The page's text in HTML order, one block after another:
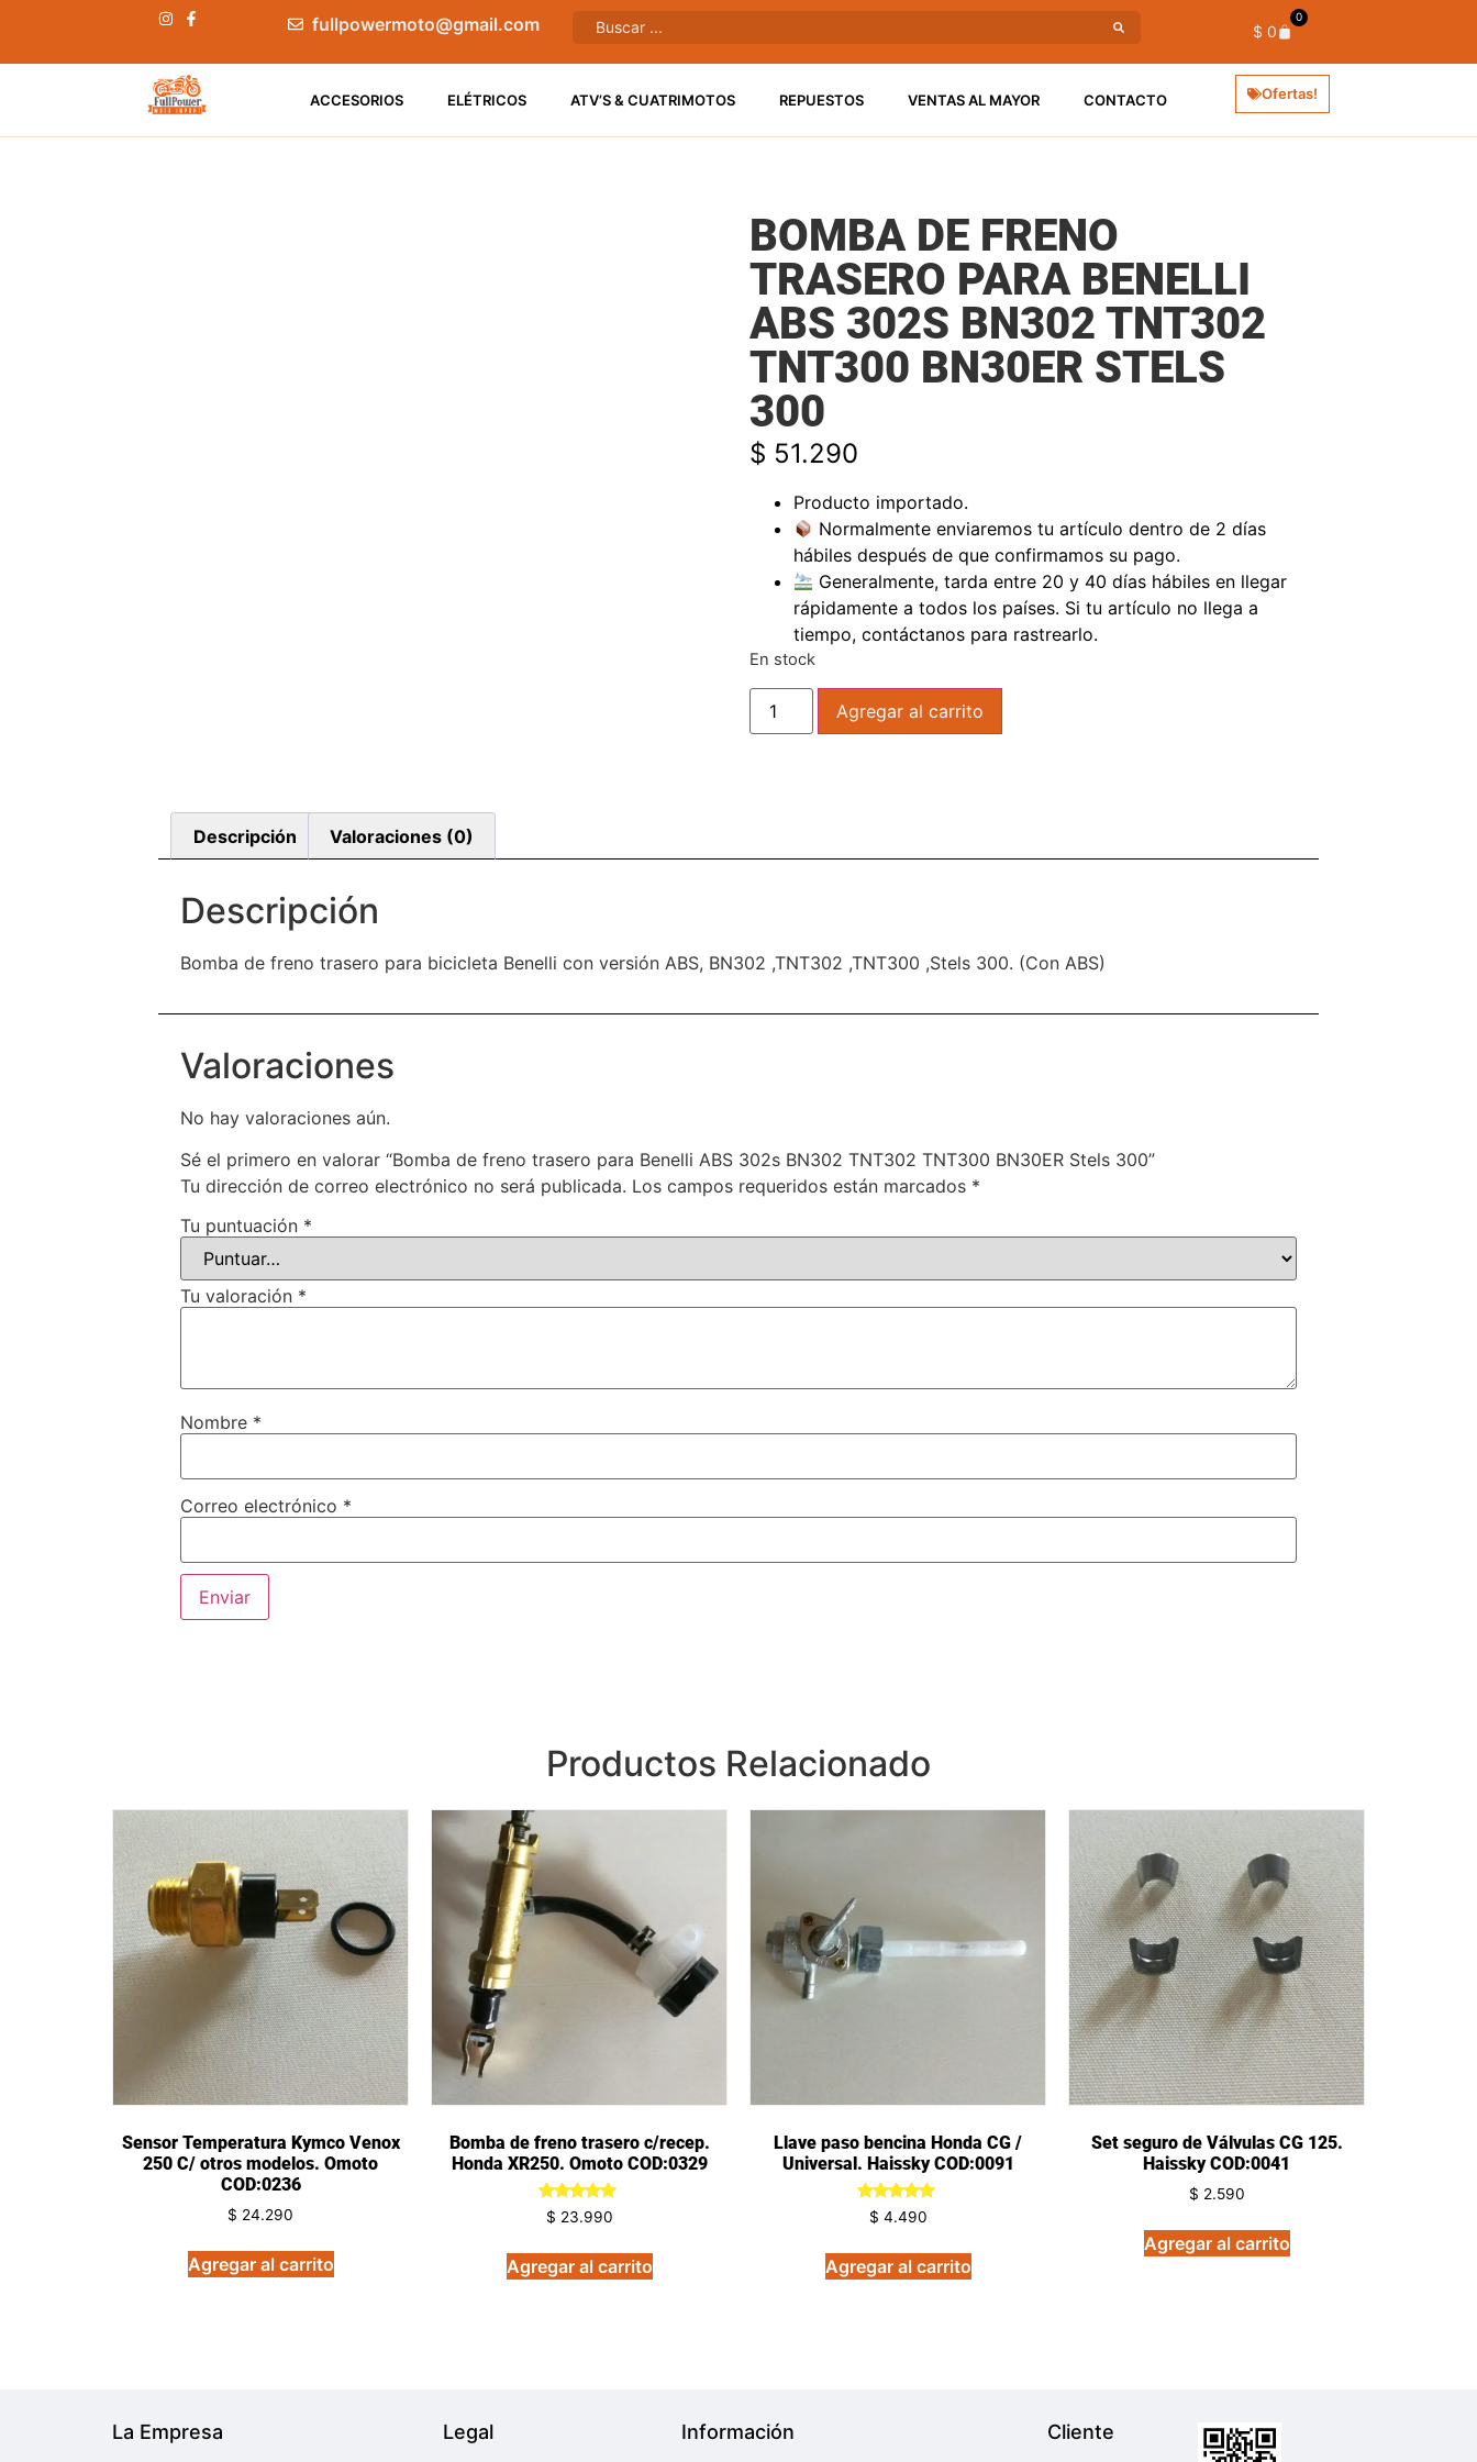
fullpowermoto@gmail.com $ 0
0
ACCESORIOS ELÉTRICOS ATV’S & CUATRIMOTOS REPUESTOS VENTAS AL MAYOR CONTACTO Ofertas!
BOMBA DE FRENO
TRASERO PARA BENELLI
ABS 302S BN302 TNT302
TNT300 BN30ER STELS
300
$ 51.290
Producto importado.
Normalmente enviaremos tu artículo dentro de 2 días
hábiles después de que confirmamos su pago.
Generalmente, tarda entre 20 y 40 días hábiles en llegar
rápidamente a todos los países. Si tu artículo no llega a
tiempo, contáctanos para rastrearlo.
En stock
Agregar al carrito
Descripción Valoraciones (0)
Descripción
Bomba de freno trasero para bicicleta Benelli con versión ABS, BN302 ,TNT302 ,TNT300 ,Stels 300. (Con ABS)
Valoraciones
No hay valoraciones aún.
Sé el primero en valorar “Bomba de freno trasero para Benelli ABS 302s BN302 TNT302 TNT300 BN30ER Stels 300”
Tu dirección de correo electrónico no será publicada. Los campos requeridos están marcados *
Tu puntuación *
Tu valoración *
Nombre *
Correo electrónico *
Productos Relacionado
Sensor Temperatura Kymco Venox
250 C/ otros modelos. Omoto
COD:0236
$ 24.290
Agregar al carrito
Bomba de freno trasero c/recep.
Honda XR250. Omoto COD:0329
Valorado
en
de 5
$ 23.990
Agregar al carrito
Llave paso bencina Honda CG /
Universal. Haissky COD:0091
Valorado
en
de 5
$ 4.490
Agregar al carrito
Set seguro de Válvulas CG 125.
Haissky COD:0041
$ 2.590
Agregar al carrito
La Empresa Legal Información Cliente